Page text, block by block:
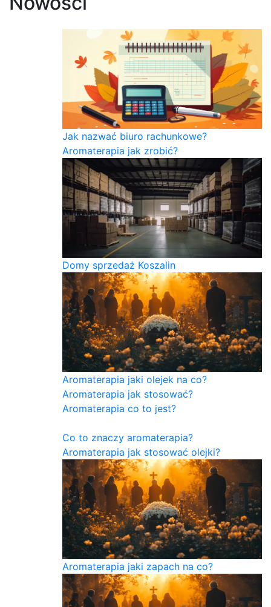
Jak nazwać biuro rachunkowe?
Aromaterapia jak zrobić?
Domy sprzedaż Koszalin
Aromaterapia jaki olejek na co?
Aromaterapia jak stosować?
Aromaterapia co to jest?
Co to znaczy aromaterapia?
Aromaterapia jak stosować olejki?
Aromaterapia jaki zapach na co?